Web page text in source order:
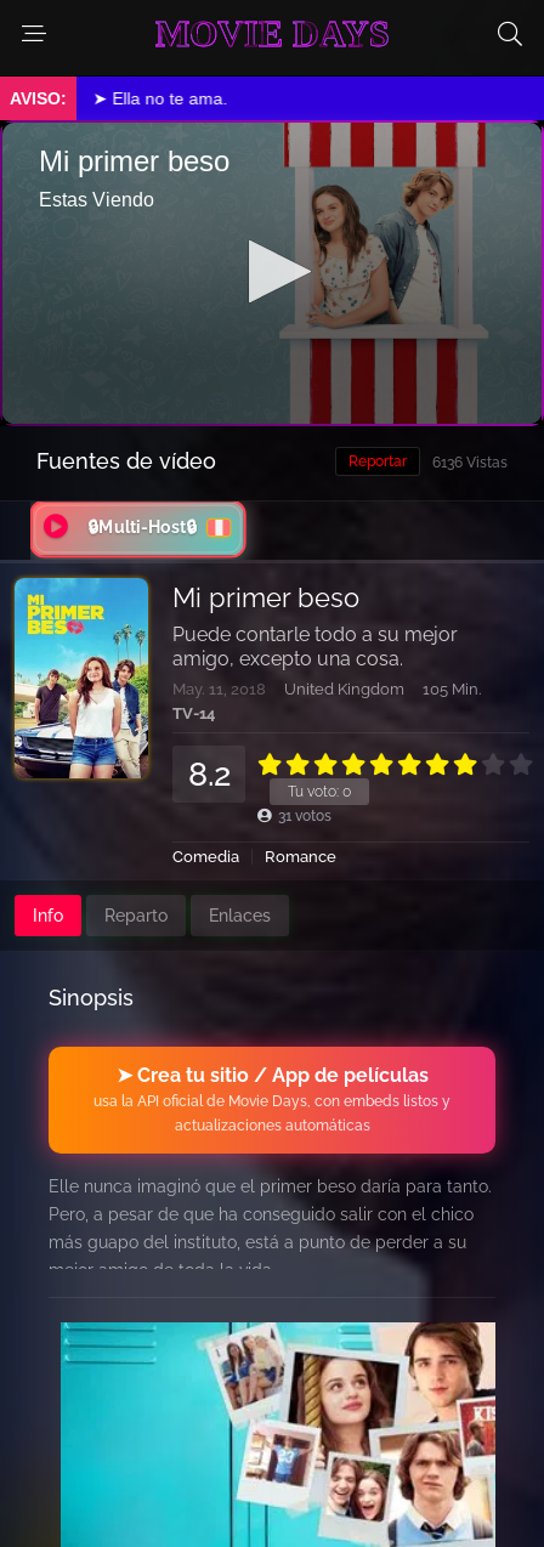
MOVIE DAYS
➤ Ella no te ama.
Fuentes de vídeo 6136 Vistas
Reportar
🔒Multi-Host🔒
Mi primer beso
Puede contarle todo a su mejor
amigo, excepto una cosa.
May. 11, 2018 United Kingdom
105 Min.
TV-14
Tu voto: 0
8.2
31 votos
Comedia Romance
Info Reparto Enlaces
Sinopsis
➤ Crea tu sitio / App de películas
usa la API oficial de Movie Days, con embeds listos y
actualizaciones automáticas
Elle nunca imaginó que el primer beso daría para tanto.
Pero, a pesar de que ha conseguido salir con el chico
más guapo del instituto, está a punto de perder a su
mejor amigo de toda la vida.